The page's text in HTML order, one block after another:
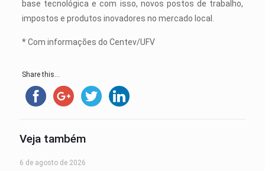
base tecnológica e com isso, novos postos de trabalho,
impostos e produtos inovadores no mercado local.
* Com informações do Centev/UFV
Share this...
Veja também
6 de agosto de 2026